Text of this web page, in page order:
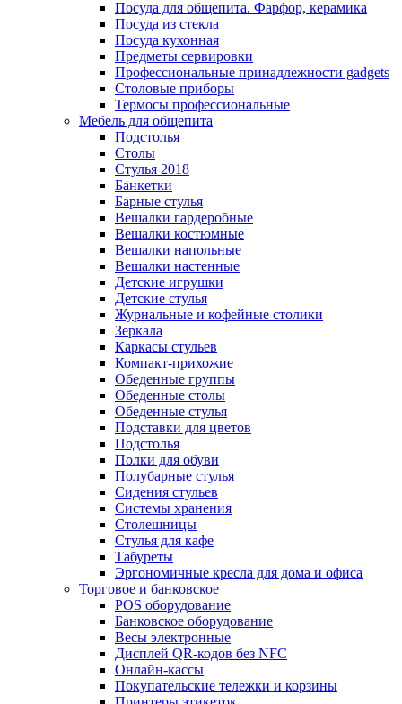
Посуда для общепита. Фарфор, керамика
Посуда из стекла
Посуда кухонная
Предметы сервировки
Профессиональные принадлежности gadgets
Столовые приборы
Термосы профессиональные
Мебель для общепита
Подстолья
Столы
Стулья 2018
Банкетки
Барные стулья
Вешалки гардеробные
Вешалки костюмные
Вешалки напольные
Вешалки настенные
Детские игрушки
Детские стулья
Журнальные и кофейные столики
Зеркала
Каркасы стульев
Компакт-прихожие
Обеденные группы
Обеденные столы
Обеденные стулья
Подставки для цветов
Подстолья
Полки для обуви
Полубарные стулья
Сидения стульев
Системы хранения
Столешницы
Стулья для кафе
Табуреты
Эргономичные кресла для дома и офиса
Торговое и банковское
POS оборудование
Банковское оборудование
Весы электронные
Дисплей QR-кодов без NFC
Онлайн-кассы
Покупательские тележки и корзины